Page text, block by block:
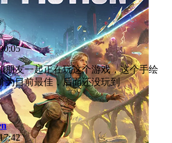
朋友一起正在玩这个游戏，这个手绘
为目前最佳，后面还没玩到